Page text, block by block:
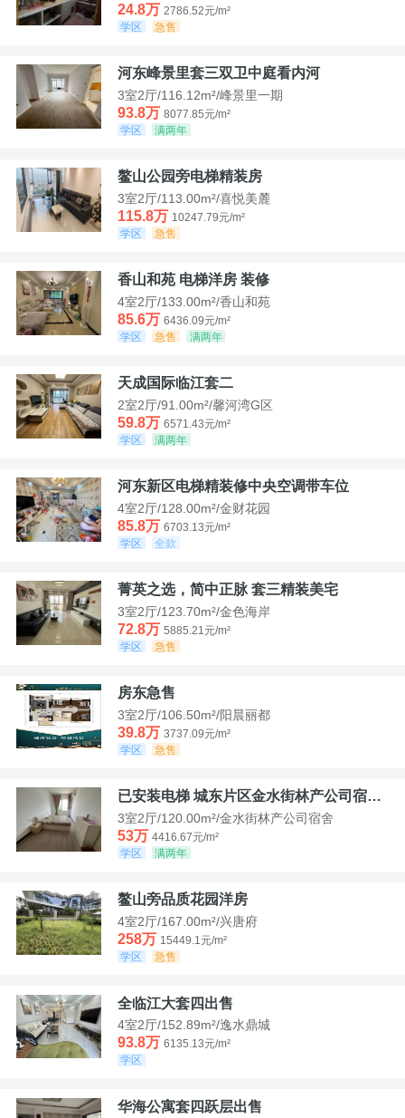
24.8万 2786.52元/m²
学区
急售
河东峰景里套三双卫中庭看内河
3室2厅/116.12m²/峰景里一期
93.8万 8077.85元/m²
学区
满两年
鳌山公园旁电梯精装房
3室2厅/113.00m²/喜悦美麓
115.8万 10247.79元/m²
学区
急售
香山和苑 电梯洋房 装修
4室2厅/133.00m²/香山和苑
85.6万 6436.09元/m²
学区
急售 满两年
天成国际临江套二
2室2厅/91.00m²/馨河湾G区
59.8万 6571.43元/m²
学区
满两年
河东新区电梯精装修中央空调带车位
4室2厅/128.00m²/金财花园
85.8万 6703.13元/m²
学区
全款
菁英之选，简中正脉 套三精装美宅
3室2厅/123.70m²/金色海岸
72.8万 5885.21元/m²
学区
急售
房东急售
3室2厅/106.50m²/阳晨丽都
39.8万 3737.09元/m²
学区
急售
已安装电梯 城东片区金水街林产公司宿舍套三可看江景
3室2厅/120.00m²/金水街林产公司宿舍
53万 4416.67元/m²
学区
满两年
鳌山旁品质花园洋房
4室2厅/167.00m²/兴唐府
258万 15449.1元/m²
学区
急售
全临江大套四出售
4室2厅/152.89m²/逸水鼎城
93.8万 6135.13元/m²
学区
华海公寓套四跃层出售